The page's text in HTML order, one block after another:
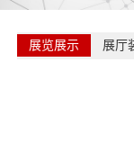
展览展示 展厅